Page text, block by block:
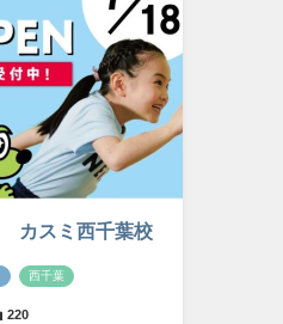
カスミ西千葉校
西千葉
220